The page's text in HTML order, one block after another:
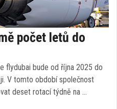
počet letů do
flydubai bude od října 2025 do
V tomto období společnost
deset rotací týdně na …